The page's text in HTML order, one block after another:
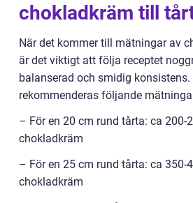
chokladkräm till
När det kommer till mätningar av
är det viktigt att följa receptet
balanserad och smidig
rekommenderas följande
– För en 20 cm rund tårta: ca 200-
chokladkräm
– För en 25 cm rund tårta: ca 350-
chokladkräm